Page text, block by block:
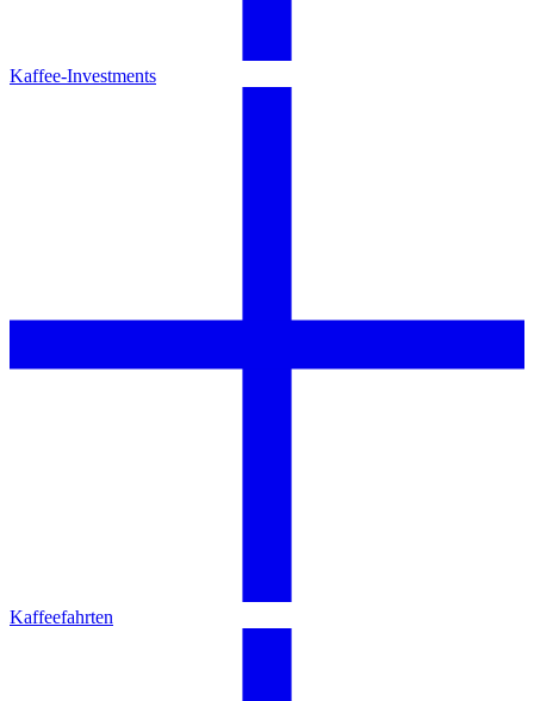
Kaffee-Investments
Kaffeefahrten